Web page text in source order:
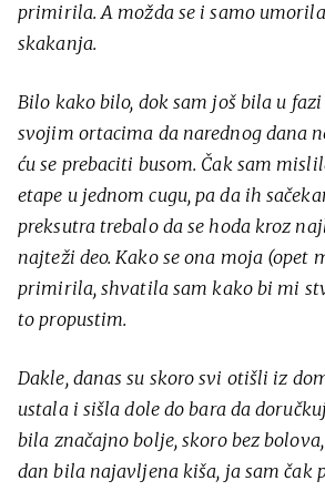
primirila. A možda se i samo
skakanja.
Bilo kako bilo, dok sam još bila u
svojim ortacima da narednog dana
ću se prebaciti busom. Čak sam
etape u jednom cugu, pa da ih
preksutra trebalo da se hoda kroz
najteži deo. Kako se ona moja (opet
primirila, shvatila sam kako bi mi
to propustim.
Dakle, danas su skoro svi otišli iz
ustala i sišla dole do bara da
bila značajno bolje, skoro bez
dan bila najavljena kiša, ja sam čak